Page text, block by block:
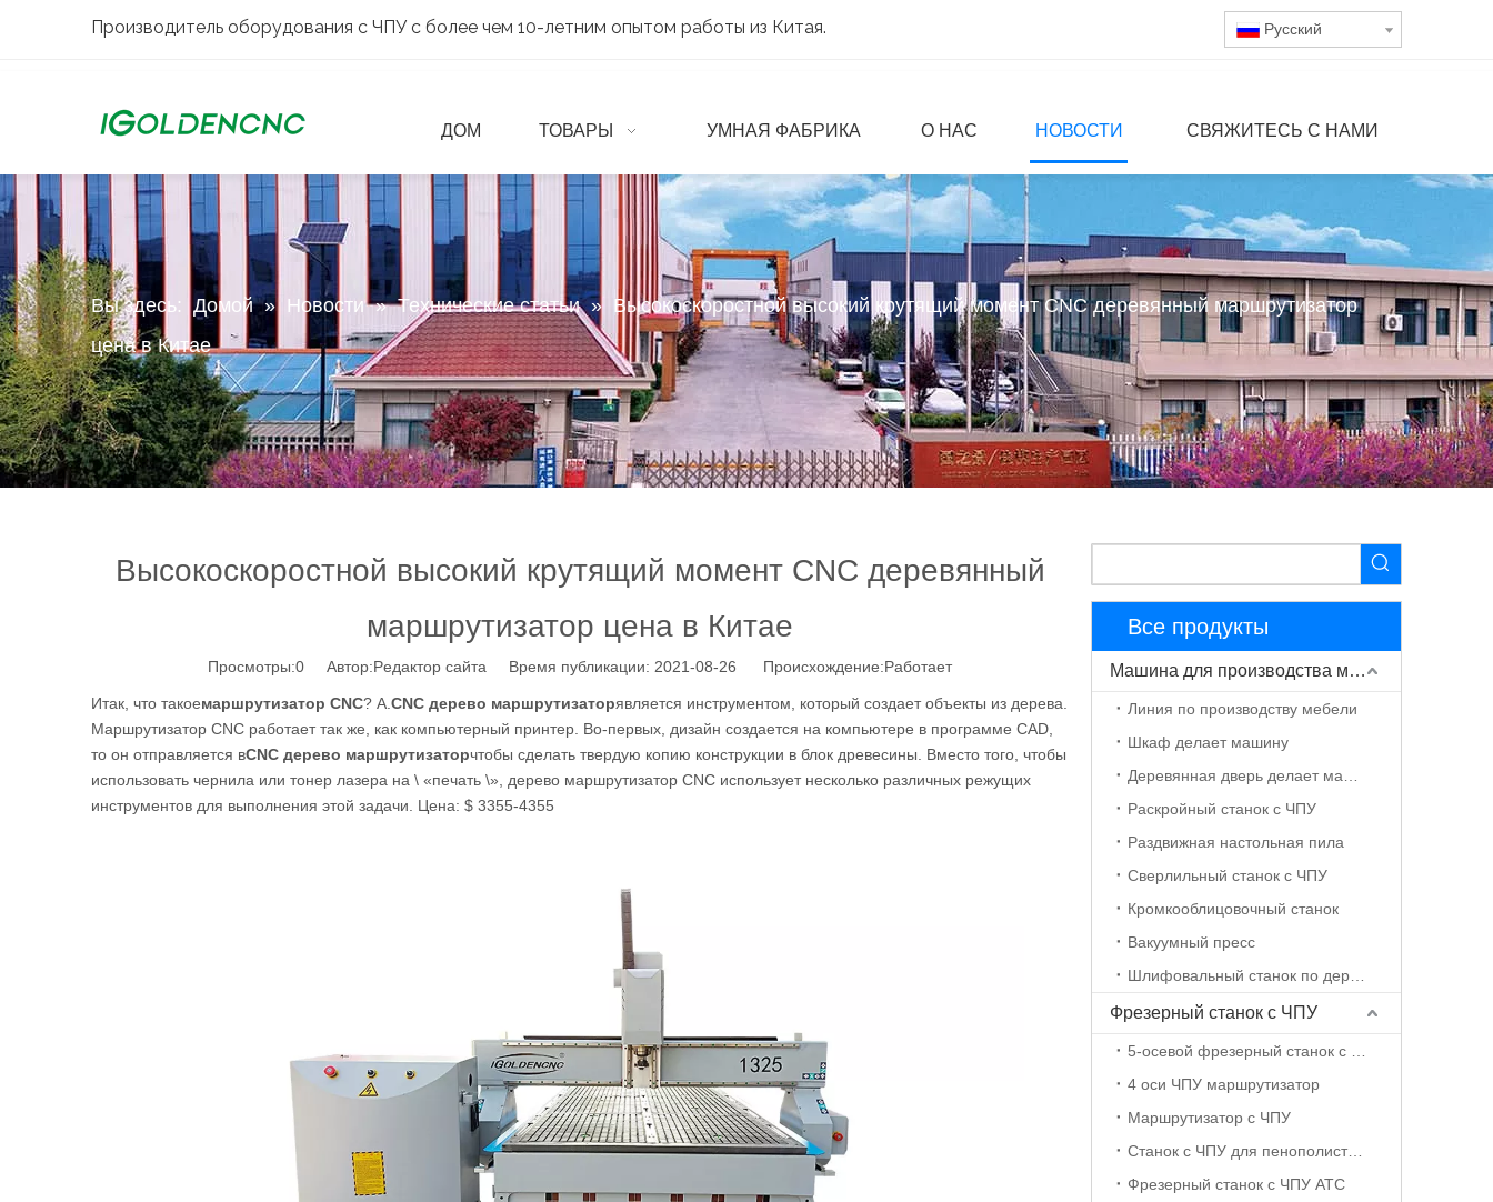
Производитель оборудования с ЧПУ с более чем 10-летним опытом работы из Китая. Pусский
ДОМ ТОВАРЫ УМНАЯ ФАБРИКА О НАС НОВОСТИ СВЯЖИТЕСЬ С НАМИ
Вы здесь: Домой » Новости » Технические статьи » Высокоскоростной высокий крутящий момент CNC деревянный маршрутизатор
цена в Китае
Высокоскоростной высокий крутящий момент CNC деревянный
маршрутизатор цена в Китае
Просмотры:0 Автор:Pедактор сайта Время публикации: 2021-08-26 Происхождение:Работает
Итак, что такоемаршрутизатор CNC? А. CNC дерево маршрутизаторявляется инструментом, который создает объекты из дерева.
Маршрутизатор CNC работает так же, как компьютерный принтер. Во-первых, дизайн создается на компьютере в программе CAD,
то он отправляется вCNC дерево маршрутизаторчтобы сделать твердую копию конструкции в блок древесины. Вместо того, чтобы
использовать чернила или тонер лазера на \ «печать \», дерево маршрутизатор CNC использует несколько различных режущих
инструментов для выполнения этой задачи. Цена: $ 3355-4355
Все продукты
Машина для производства мебели
Линия по производству мебели
Шкаф делает машину
Раскройный станок с ЧПУ
Раздвижная настольная пила
Сверлильный станок с ЧПУ
Кромкооблицовочный станок
Вакуумный пресс
Фрезерный станок с ЧПУ
4 оси ЧПУ маршрутизатор
Маршрутизатор с ЧПУ
Станок с ЧПУ для пенополистирола
Фрезерный станок с ЧПУ ATC